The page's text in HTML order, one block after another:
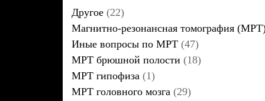
Другое (22)
Магнитно-резонансная томография
Иные вопросы по МРТ (47)
МРТ брюшной полости (18)
МРТ гипофиза (1)
МРТ головного мозга (29)